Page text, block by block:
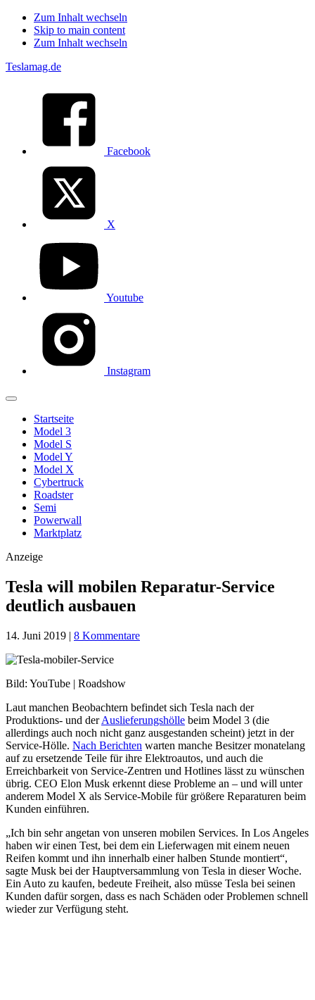
Zum Inhalt wechseln
Skip to main content
Zum Inhalt wechseln
Teslamag.de
Facebook
X
Youtube
Instagram
Startseite
Model 3
Model S
Model Y
Model X
Cybertruck
Roadster
Semi
Powerwall
Marktplatz
Anzeige
Tesla will mobilen Reparatur-Service
deutlich ausbauen
14. Juni 2019 | 8 Kommentare
Bild: YouTube | Roadshow
Laut manchen Beobachtern befindet sich Tesla nach der
Produktions- und derAuslieferungshölle beim Model 3 (die
allerdings auch noch nicht ganz ausgestanden scheint) jetzt in der
Service-Hölle. Nach Berichten warten manche Besitzer monatelang
auf zu ersetzende Teile für ihre Elektroautos, und auch die
Erreichbarkeit von Service-Zentren und Hotlines lässt zu wünschen
übrig. CEO Elon Musk erkennt diese Probleme an – und will unter
anderem Model X als Service-Mobile für größere Reparaturen beim
Kunden einführen.
„Ich bin sehr angetan von unseren mobilen Services. In Los Angeles
haben wir einen Test, bei dem ein Lieferwagen mit einem neuen
Reifen kommt und ihn innerhalb einer halben Stunde montiert“,
sagte Musk bei der Hauptversammlung von Tesla in dieser Woche.
Ein Auto zu kaufen, bedeute Freiheit, also müsse Tesla bei seinen
Kunden dafür sorgen, dass es nach Schäden oder Problemen schnell
wieder zur Verfügung steht.